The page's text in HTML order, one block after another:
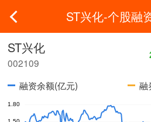
ST兴化-个股融
ST兴化
002109
融资余额(亿元) 融